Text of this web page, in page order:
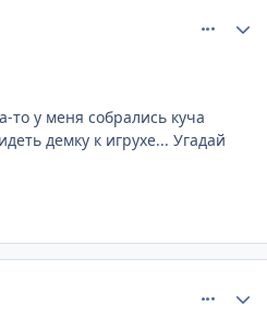
то у меня собрались куча
демку к игрухе... Угадай